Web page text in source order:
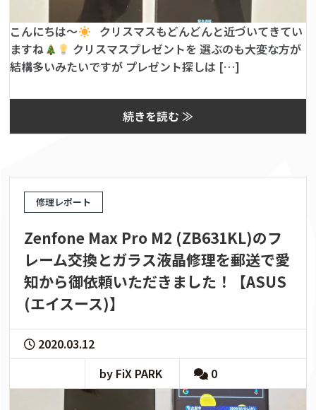
こんにちは〜
クリスマスもどんどんと近づいてきてい
ますね
クリスマスプレゼントを 選ぶのも大変な方が
結構多いみたいですが プレゼント探しは […]
続きを読む ≫
修理レポート
Zenfone Max Pro M2 (ZB631KL)のフ
レーム交換とガラス液晶修理を郵送で愛
知から御依頼いただきました！【ASUS
(エイスース)】
2020.03.12
by FiX PARK
0